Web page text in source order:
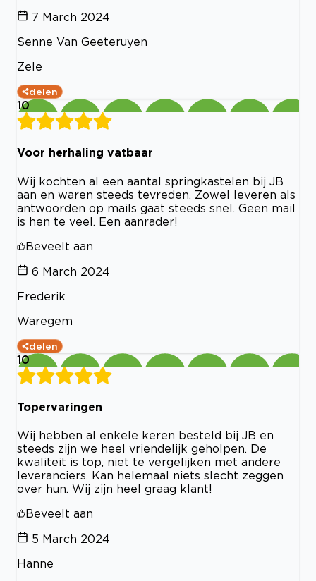
7 March 2024
Senne Van Geeteruyen
Zele
delen
10
Voor herhaling vatbaar
Wij kochten al een aantal springkastelen bij JB
aan en waren steeds tevreden. Zowel leveren als
antwoorden op mails gaat steeds snel. Geen mail
is hen te veel. Een aanrader!
Beveelt aan
6 March 2024
Frederik
Waregem
delen
10
Topervaringen
Wij hebben al enkele keren besteld bij JB en
steeds zijn we heel vriendelijk geholpen. De
kwaliteit is top, niet te vergelijken met andere
leveranciers. Kan helemaal niets slecht zeggen
over hun. Wij zijn heel graag klant!
Beveelt aan
5 March 2024
Hanne